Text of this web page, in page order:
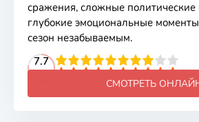
сражения, сложные политические
глубокие эмоциональные
сезон незабываемым.
7.7
4 5 6 7 8 9 10
СМОТРЕТЬ